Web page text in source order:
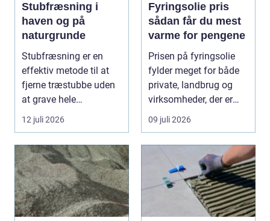
Stubfræsning i
haven og på
naturgrunde
Stubfræsning er en
effektiv metode til at
fjerne træstubbe uden
at grave hele
rodsystemet op.
Metode...
12 juli 2026
Fyringsolie pris
sådan får du mest
varme for pengene
Prisen på fyringsolie
fylder meget for både
private, landbrug og
virksomheder, der er
afhængige af o...
09 juli 2026